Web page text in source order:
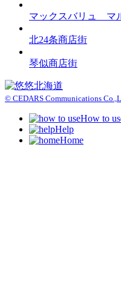
マックスバリュ マ
北24条商店街
琴似商店街
© CEDARS Communications
How to
Help
Home